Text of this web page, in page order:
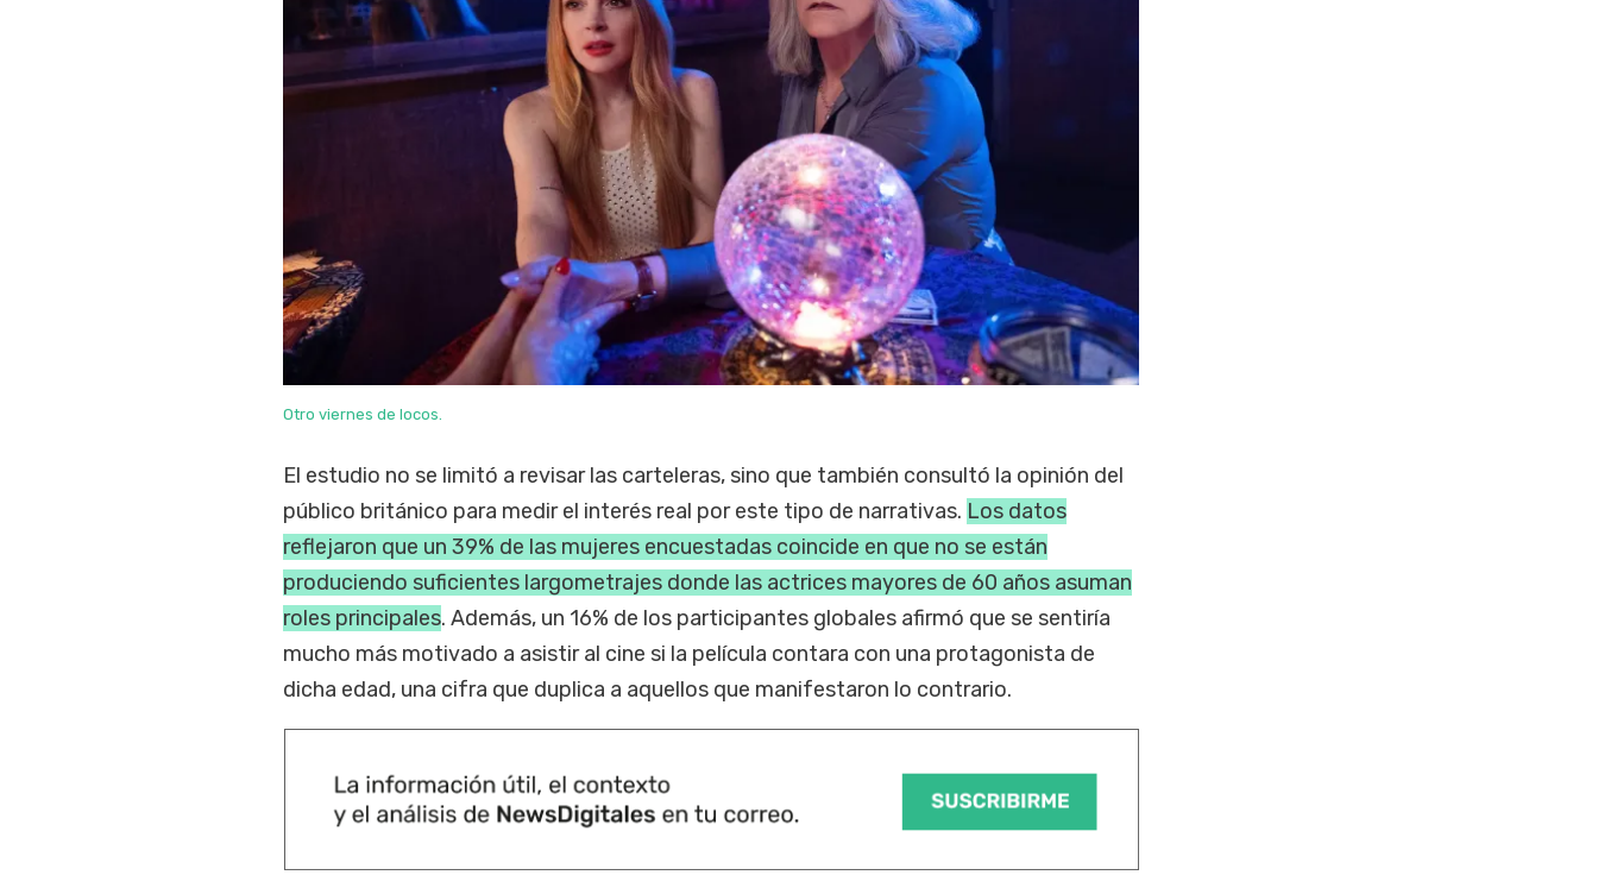
Otro viernes de locos.
El estudio no se limitó a revisar las carteleras, sino que también consultó la opinión del
público británico para medir el interés real por este tipo de narrativas. Los datos
reflejaron que un 39% de las mujeres encuestadas coincide en que no se están
produciendo suficientes largometrajes donde las actrices mayores de 60 años asuman
roles principales. Además, un 16% de los participantes globales afirmó que se sentiría
mucho más motivado a asistir al cine si la película contara con una protagonista de
dicha edad, una cifra que duplica a aquellos que manifestaron lo contrario.